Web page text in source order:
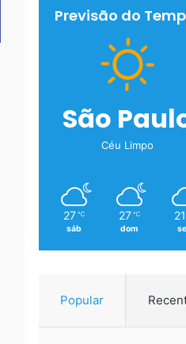
Previsão do
São
Céu Limpo
27 ℃
sáb
27 ℃
dom
21
Popular